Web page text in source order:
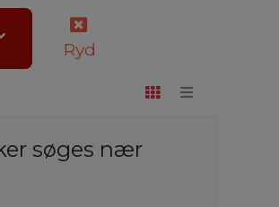
Ryd
søges nær